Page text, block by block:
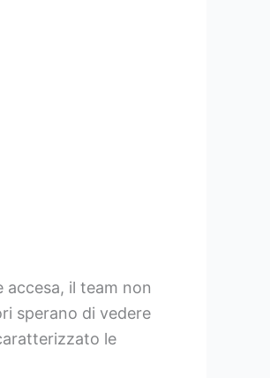
il team non
sperano di vedere
le